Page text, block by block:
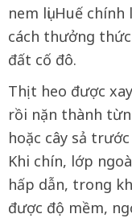
nem lụi Huế
cách thưởng
đất cố đô.
Thịt heo được
rồi nặn thành
hoặc cây sả
Khi chín, lớp
hấp dẫn, trong
được độ mềm,